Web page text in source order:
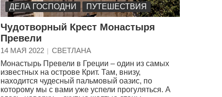
ДЕЛА ГОСПОДНИ ПУТЕШЕСТВИЯ
Чудотворный Крест Монастыря
Превели
14 МАЯ 2022
СВЕТЛАНА
Монастырь Превели в Греции – один из самых
известных на острове Крит. Там, внизу,
находится чудесный пальмовый оазис, по
которому мы с вами уже успели прогуляться. А